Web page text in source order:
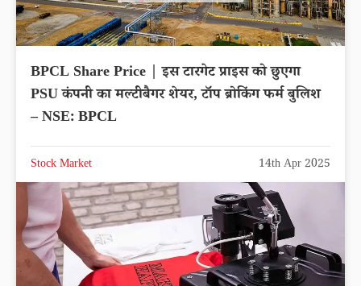
BPCL Share Price | इस टारगेट प्राइस को छुएगा
PSU कंपनी का मल्टीबैगर शेयर, टॉप ब्रोकिंग फर्म बुलिश
– NSE: BPCL
Stock Market 14th Apr 2025